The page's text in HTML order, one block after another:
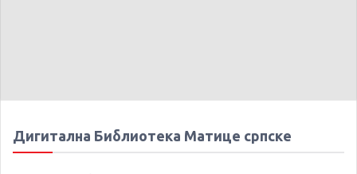
Дигитална Библиотека Матице српске